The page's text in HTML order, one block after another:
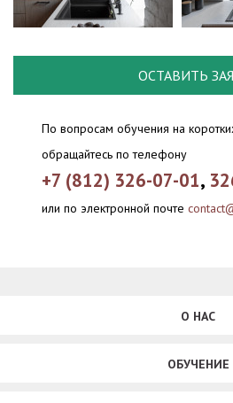
ОСТАВИТЬ
По вопросам обучения на
обращайтесь по телефону
+7 (812) 326-07-01,
или по электронной почте
О НАС
ОБУЧЕНИЕ